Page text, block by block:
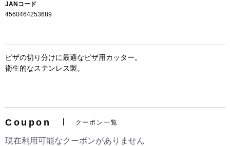
JANコード
4560464253689
ピザの切り分けに最適なピザ用カッター。
衛生的なステンレス製。
Coupon クーポン一覧
現在利用可能なクーポンがありません